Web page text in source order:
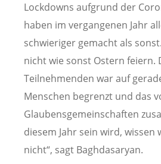
Lockdowns aufgrund der
haben im vergangenen Jahr
schwieriger gemacht als
nicht wie sonst Ostern feiern.
Teilnehmenden war auf
Menschen begrenzt und das
Glaubensgemeinschaften
diesem Jahr sein wird,
nicht“, sagt Baghdasaryan.